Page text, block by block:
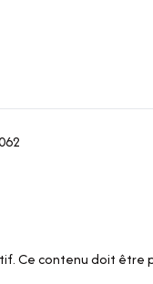
Ce contenu doit être